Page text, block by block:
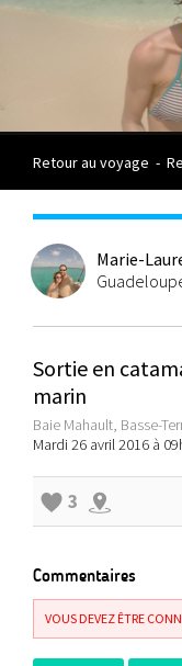
Retour au voyage -
Marie-
Sortie en
marin
Baie Mahault, Basse-
Mardi 26 avril 2016 à
3
Commentaires
VOUS DEVEZ ÊTRE